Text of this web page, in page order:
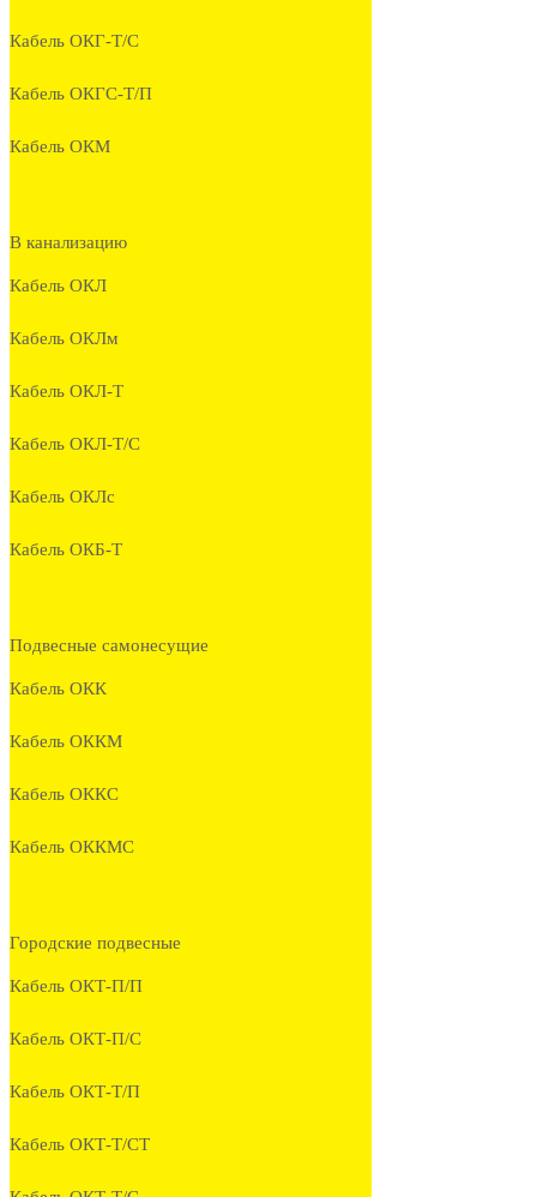
Кабель ОКГ-Т/С
Кабель ОКГС-Т/П
Кабель ОКМ
В канализацию
Кабель ОКЛ
Кабель ОКЛм
Кабель ОКЛ-Т
Кабель ОКЛ-Т/С
Кабель ОКЛc
Кабель ОКБ-Т
Подвесные самонесущие
Кабель ОКК
Кабель ОККМ
Кабель ОККС
Кабель ОККМС
Городские подвесные
Кабель ОКТ-П/П
Кабель ОКТ-П/С
Кабель ОКТ-Т/П
Кабель ОКТ-Т/СТ